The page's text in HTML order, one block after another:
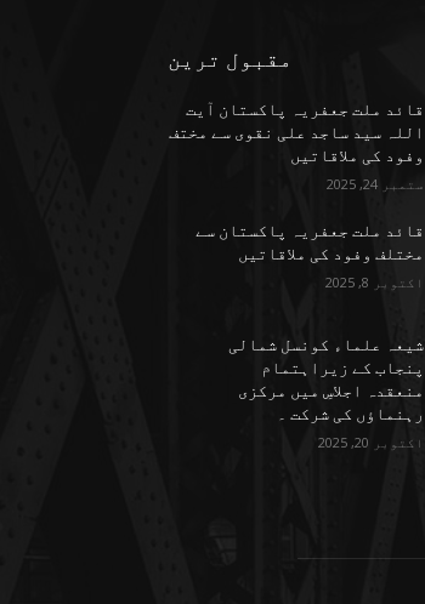
مقبول ترین
قائد ملت جعفریہ پاکستان آیت
اللہ سید ساجد علی نقوی سے مختف
وفود کی ملاقاتیں
ستمبر 24, 2025
قائد ملت جعفریہ پاکستان سے
مختلف وفود کی ملاقاتیں
اکتوبر 8, 2025
شیعہ علماء کونسل شمالی
پنجاب کے زیراہتمام
منعقدہ اجلاسِ میں مرکزی
رہنماؤں کی شرکت ۔
اکتوبر 20, 2025